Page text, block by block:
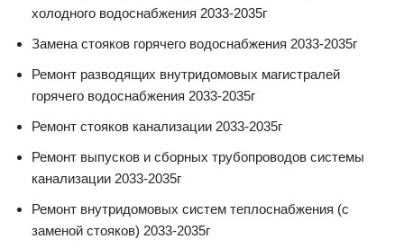
холодного водоснабжения 2033-2035г
Замена стояков горячего водоснабжения 2033-2035г
Ремонт разводящих внутридомовых магистралей
горячего водоснабжения 2033-2035г
Ремонт стояков канализации 2033-2035г
Ремонт выпусков и сборных трубопроводов системы
канализации 2033-2035г
Ремонт внутридомовых систем теплоснабжения (с
заменой стояков) 2033-2035г